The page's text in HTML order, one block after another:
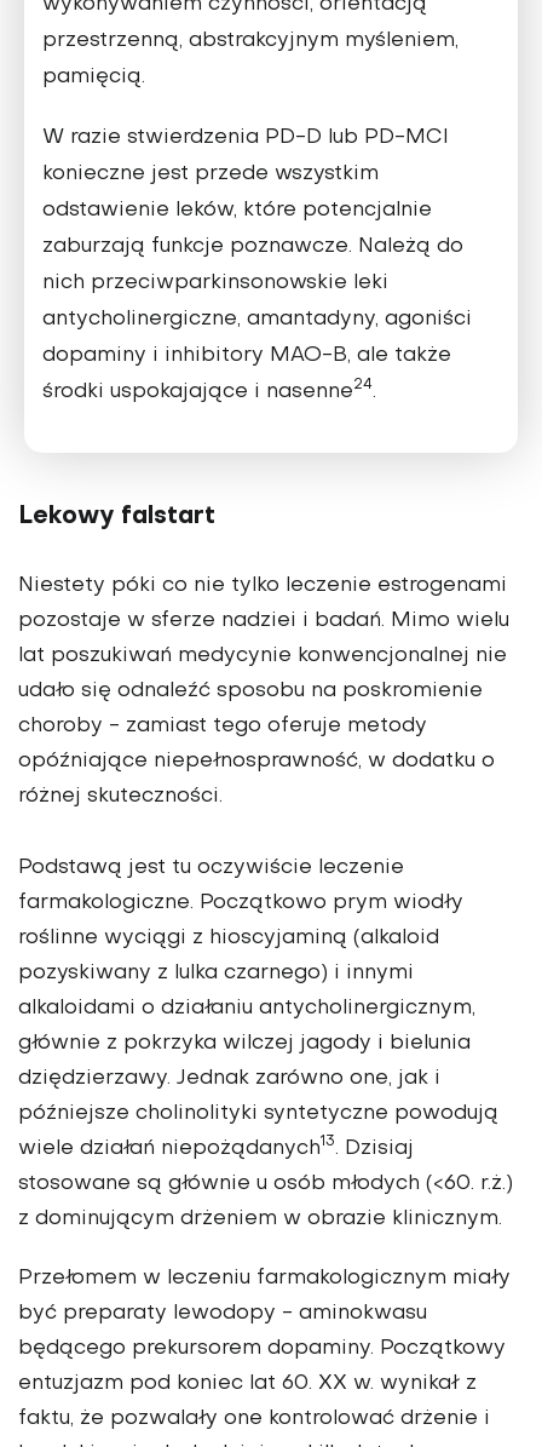
wykonywaniem czynności, orientacją
przestrzenną, abstrakcyjnym myśleniem,
pamięcią.
W razie stwierdzenia PD-D lub PD-MCI
konieczne jest przede wszystkim
odstawienie leków, które potencjalnie
zaburzają funkcje poznawcze. Należą do
nich przeciwparkinsonowskie leki
antycholinergiczne, amantadyny, agoniści
dopaminy i inhibitory MAO-B, ale także
środki uspokajające i nasenne24.
Lekowy falstart
Niestety póki co nie tylko leczenie estrogenami
pozostaje w sferze nadziei i badań. Mimo wielu
lat poszukiwań medycynie konwencjonalnej nie
udało się odnaleźć sposobu na poskromienie
choroby - zamiast tego oferuje metody
opóźniające niepełnosprawność, w dodatku o
różnej skuteczności.
Podstawą jest tu oczywiście leczenie
farmakologiczne. Początkowo prym wiodły
roślinne wyciągi z hioscyjaminą (alkaloid
pozyskiwany z lulka czarnego) i innymi
alkaloidami o działaniu antycholinergicznym,
głównie z pokrzyka wilczej jagody i bielunia
dziędzierzawy. Jednak zarówno one, jak i
późniejsze cholinolityki syntetyczne powodują
wiele działań niepożądanych13. Dzisiaj
stosowane są głównie u osób młodych (<60. r.ż.)
z dominującym drżeniem w obrazie klinicznym.
Przełomem w leczeniu farmakologicznym miały
być preparaty lewodopy - aminokwasu
będącego prekursorem dopaminy. Początkowy
entuzjazm pod koniec lat 60. XX w. wynikał z
faktu, że pozwalały one kontrolować drżenie i